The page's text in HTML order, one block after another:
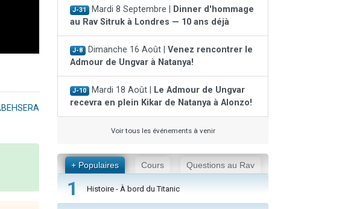
J-31 Mardi 8 Septembre |
Dinner d'hommage
au Rav Sitruk à Londres — 10 ans déjà
J-8 Dimanche 16 Août | Venez rencontrer le
Admour de Ungvar à Natanya!
J-10 Mardi 18 Août |
Le Admour de Ungvar
recevra en plein Kikar de Natanya à Alonzo!
Voir tous les événements à venir
+ Populaires Cours Questions au Rav
1 Histoire - À bord du Titanic